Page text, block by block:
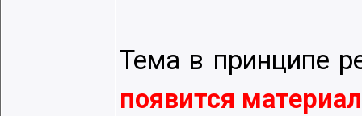
Тема в принципе
появится